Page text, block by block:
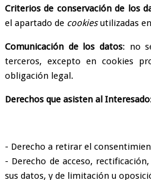
Criterios de conservación de los
el apartado de cookiesutilizadas
Comunicación de los datos: no
terceros, excepto en cookies
obligación legal.
Derechos que asisten al Interesado:
- Derecho a retirar el
- Derecho de acceso,
sus datos, y de limitación u